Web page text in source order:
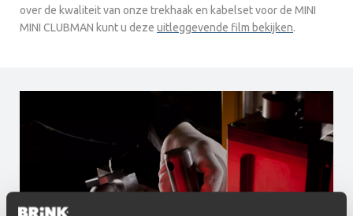
over de kwaliteit van onze trekhaak en kabelset voor de MINI
MINI CLUBMAN kunt u deze uitleggevende film bekijken.